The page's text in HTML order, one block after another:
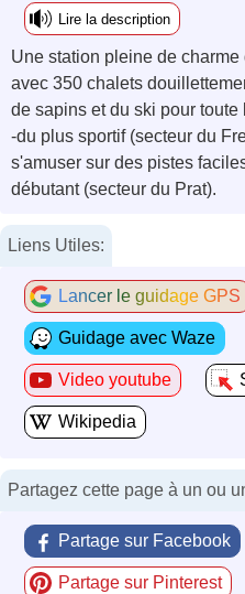
Lire la description
Une station pleine de
avec 350 chalets
de sapins et du ski pour toute
-du plus sportif (secteur du
s'amuser sur des pistes
débutant (secteur du Prat).
Liens Utiles:
Lancer le guidage GPS
Guidage avec Waze
Video youtube
Wikipedia
Partagez cette page à un ou
Partage sur Facebook
Partage sur Pinterest